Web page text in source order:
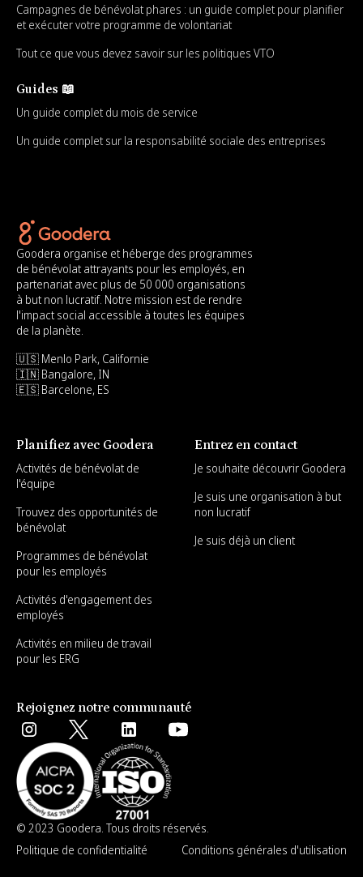
Campagnes de bénévolat phares : un guide complet pour planifier
et exécuter votre programme de volontariat
Tout ce que vous devez savoir sur les politiques VTO
Guides 📖
Un guide complet du mois de service
Un guide complet sur la responsabilité sociale des entreprises
Goodera organise et héberge des programmes
de bénévolat attrayants pour les employés, en
partenariat avec plus de 50 000 organisations
à but non lucratif. Notre mission est de rendre
l'impact social accessible à toutes les équipes
de la planète.
🇺🇸 Menlo Park, Californie
🇮🇳 Bangalore, IN
🇪🇸 Barcelone, ES
Planifiez avec Goodera
Activités de bénévolat de
l'équipe
Trouvez des opportunités de
bénévolat
Programmes de bénévolat
pour les employés
Activités d'engagement des
employés
Activités en milieu de travail
pour les ERG
Entrez en contact
Je souhaite découvrir Goodera
Je suis une organisation à but
non lucratif
Je suis déjà un client
Rejoignez notre communauté
© 2023 Goodera. Tous droits réservés.
Politique de confidentialité
Conditions générales d'utilisation